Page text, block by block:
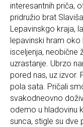
interesantnih priča,
pridružio brat
Lepavinskgo kraja,
lepavinski hram
isceljenja, neobične
uzrastanje. Ubrzo
pored nas, uz
pola sata. Pričali
svakodneovno
odemo u hladovinu
sunca, stigle su dve